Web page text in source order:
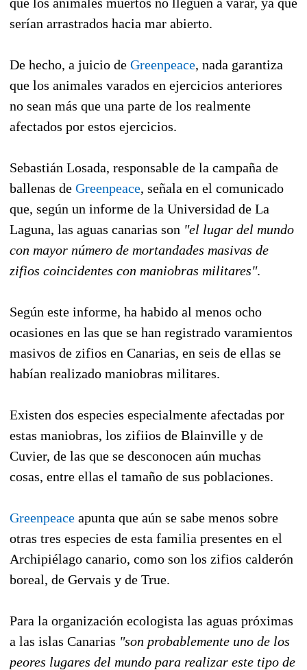
serían arrastrados hacia mar abierto.
De hecho, a juicio de Greenpeace, nada garantiza
que los animales varados en ejercicios anteriores
no sean más que una parte de los realmente
afectados por estos ejercicios.
Sebastián Losada, responsable de la campaña de
ballenas de Greenpeace, señala en el comunicado
que, según un informe de la Universidad de La
Laguna, las aguas canarias son "el lugar del mundo
con mayor número de mortandades masivas de
zifios coincidentes con maniobras militares".
Según este informe, ha habido al menos ocho
ocasiones en las que se han registrado varamientos
masivos de zifios en Canarias, en seis de ellas se
habían realizado maniobras militares.
Existen dos especies especialmente afectadas por
estas maniobras, los zifiios de Blainville y de
Cuvier, de las que se desconocen aún muchas
cosas, entre ellas el tamaño de sus poblaciones.
Greenpeace apunta que aún se sabe menos sobre
otras tres especies de esta familia presentes en el
Archipiélago canario, como son los zifios calderón
boreal, de Gervais y de True.
Para la organización ecologista las aguas próximas
a las islas Canarias "son probablemente uno de los
peores lugares del mundo para realizar este tipo de